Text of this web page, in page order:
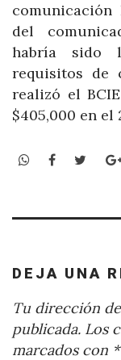
comunicación
del
habría sido
requisitos de
realizó el
$405,000 en el
WhatsApp
Facebook
DEJA UNA
Tu dirección
publicada. Los
marcados con *